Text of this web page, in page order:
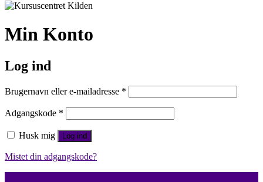
Min Konto
Log ind
Brugernavn eller e-mailadresse *
Adgangskode *
Husk mig Log ind
Mistet din adgangskode?